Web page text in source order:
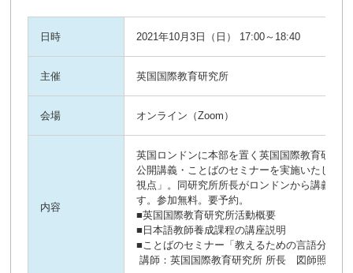
日時 2021年10月3日（日） 17:00～18:40
主催 英国国際教育研究所
会場 オンライン（Zoom）
内容
英国ロンドンに本部を置く英国国際教育研究
公開講義・ことばのセミナーを実施いたしま
視点」。同研究所所長がロンドンから講義を
す。参加無料。要予約。
■英国国際教育研究所活動概要
■日本語教師養成課程の講座説明
■ことばのセミナー「教えるための言語分析の
講師：英国国際教育研究所 所長　図師照幸（